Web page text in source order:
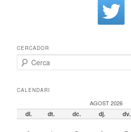
CERCADOR
Cerca
CALENDARI
AGOST 2026
dl. dt. dc. dj. dv.